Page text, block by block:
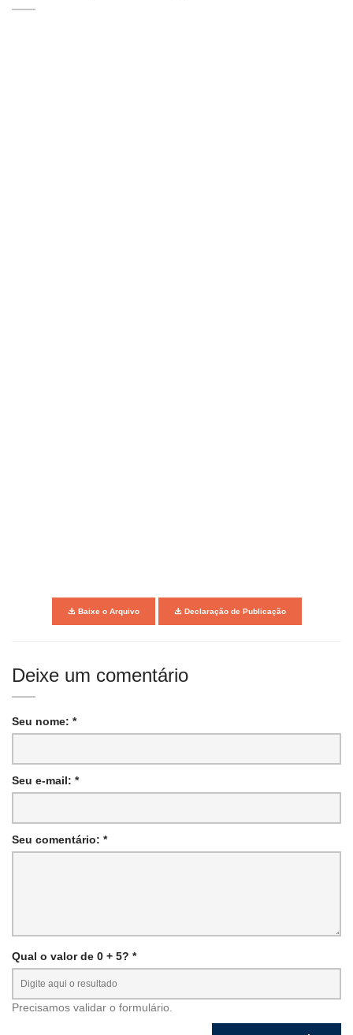
Baixe o Arquivo Declaração de Publicação
Deixe um comentário
Seu nome: *
Seu e-mail: *
Seu comentário: *
Qual o valor de 0 + 5? *
Precisamos validar o formulário.